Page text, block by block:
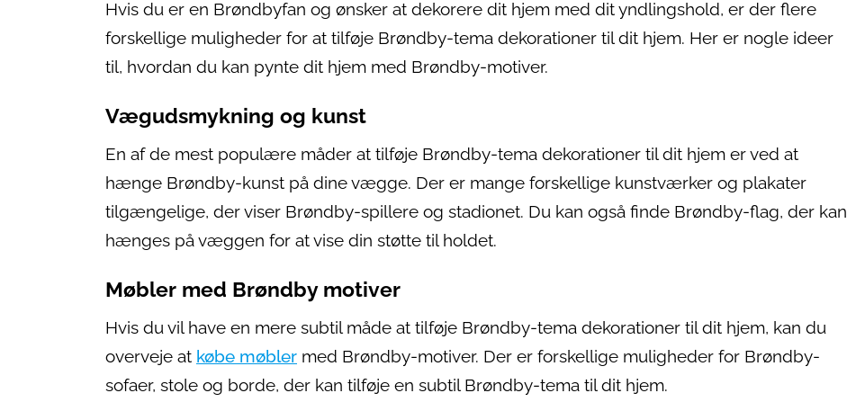
Hvis du er en Brøndbyfan og ønsker at dekorere dit hjem med dit yndlingshold, er der flere
forskellige muligheder for at tilføje Brøndby-tema dekorationer til dit hjem. Her er nogle ideer
til, hvordan du kan pynte dit hjem med Brøndby-motiver.
Vægudsmykning og kunst
En af de mest populære måder at tilføje Brøndby-tema dekorationer til dit hjem er ved at
hænge Brøndby-kunst på dine vægge. Der er mange forskellige kunstværker og plakater
tilgængelige, der viser Brøndby-spillere og stadionet. Du kan også finde Brøndby-flag, der kan
hænges på væggen for at vise din støtte til holdet.
Møbler med Brøndby motiver
Hvis du vil have en mere subtil måde at tilføje Brøndby-tema dekorationer til dit hjem, kan du
overveje at købe møbler med Brøndby-motiver. Der er forskellige muligheder for Brøndby-
sofaer, stole og borde, der kan tilføje en subtil Brøndby-tema til dit hjem.